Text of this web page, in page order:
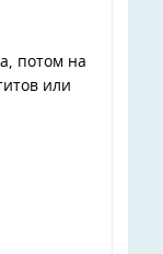
потом на
или